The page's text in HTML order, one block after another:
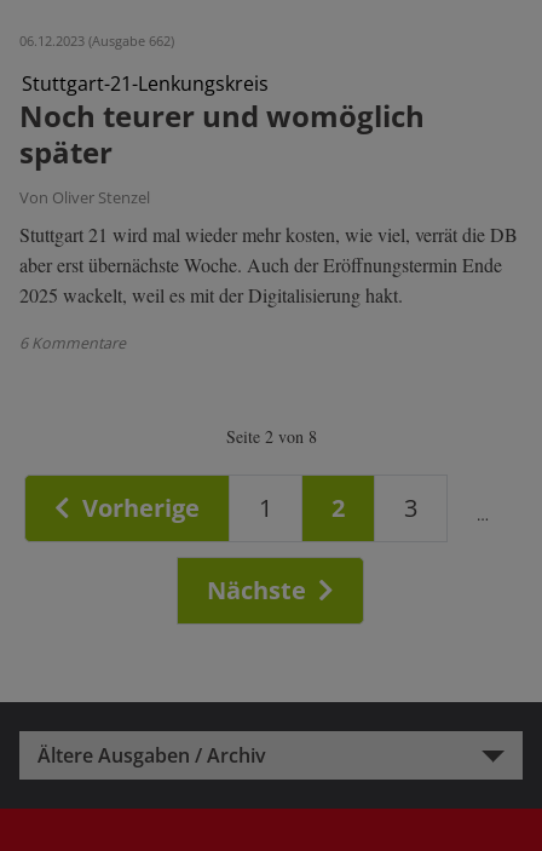
06.12.2023 (Ausgabe 662)
Stuttgart-21-Lenkungskreis
Noch teurer und womöglich
später
Von Oliver Stenzel
Stuttgart 21 wird mal wieder mehr kosten, wie viel, verrät die DB
aber erst übernächste Woche. Auch der Eröffnungstermin Ende
2025 wackelt, weil es mit der Digitalisierung hakt.
6 Kommentare
Seite 2 von 8
Vorherige 1 2 3 …
Nächste
Ältere Ausgaben / Archiv